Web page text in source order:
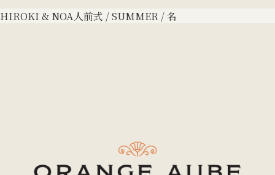
HIROKI & NOA人前式 / SUMMER / 名